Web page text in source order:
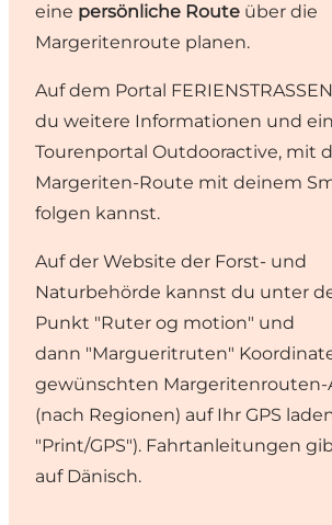
eine persönliche Route über die
Margeritenroute planen.
Auf dem Portal
du weitere Informationen und
Tourenportal Outdooractive, mit
Margeriten-Route mit deinem
folgen kannst.
Auf der Website der Forst- und
Naturbehörde kannst du unter
Punkt "Ruter og motion" und
dann "Margueritruten"
gewünschten
(nach Regionen) auf Ihr GPS
"Print/GPS"). Fahrtanleitungen
auf Dänisch.